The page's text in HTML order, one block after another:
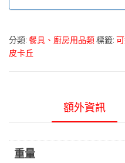
分類: 餐具、廚房用品類標籤:
皮卡丘
額外資訊
重量